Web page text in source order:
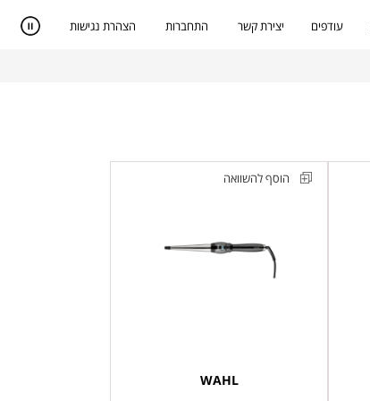
עודפים יצירת קשר התחברות הצהרת נגישות
הוסף להשוואה
עם
WAHL